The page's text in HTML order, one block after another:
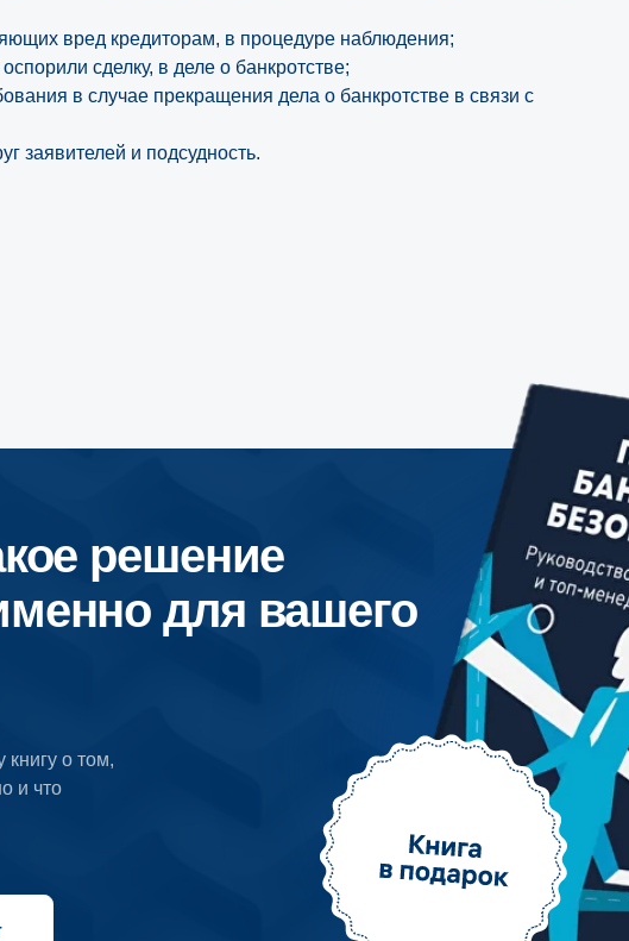
вред кредиторам, в процедуре наблюдения;
сделку, в деле о банкротстве;
в случае прекращения дела о банкротстве в связи с
заявителей и подсудность.
о том,
на наши соцсети